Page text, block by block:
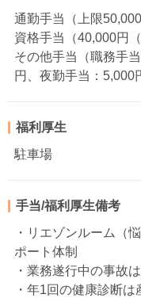
通勤手当（上限50,000
資格手当（40,000円
その他手当（職務手
円、夜勤手当：5,000
福利厚生
駐車場
手当/福利厚生備考
・リエゾンルーム（
ポート体制
・業務遂行中の事故
・年1回の健康診断